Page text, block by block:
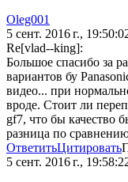
Oleg001
5 сент. 2016 г.,
Re[vlad--king]:
Большое спасибо за
вариантов бу
видео... при
вроде. Стоит ли
gf7, что бы качество
разница по
ОтветитьЦитировать
5 сент. 2016 г.,